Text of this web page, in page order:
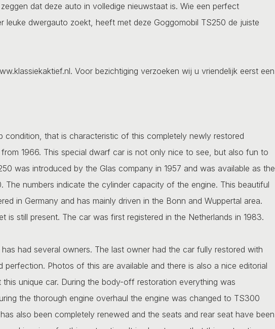
dat deze auto in volledige nieuwstaat is. Wie een perfect
leuke dwergauto zoekt, heeft met deze Goggomobil TS250 de juiste
Voor bezichtiging verzoeken wij u vriendelijk eerst een
condition, that is characteristic of this completely newly restored
1966. This special dwarf car is not only nice to see, but also fun to
was introduced by the Glas company in 1957 and was available as the
numbers indicate the cylinder capacity of the engine. This beautiful
in Germany and has mainly driven in the Bonn and Wuppertal area.
is still present. The car was first registered in the Netherlands in 1983.
had several owners. The last owner had the car fully restored with
perfection. Photos of this are available and there is also a nice editorial
unique car. During the body-off restoration everything was
the thorough engine overhaul the engine was changed to TS300
also been completely renewed and the seats and rear seat have been